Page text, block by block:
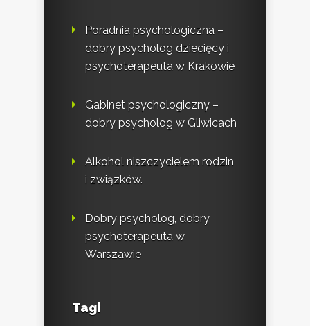
Poradnia psychologiczna –
dobry psycholog dziecięcy i
psychoterapeuta w Krakowie
Gabinet psychologiczny –
dobry psycholog w Gliwicach
Alkohol niszczycielem rodzin
i związków.
Dobry psycholog, dobry
psychoterapeuta w
Warszawie
Tagi